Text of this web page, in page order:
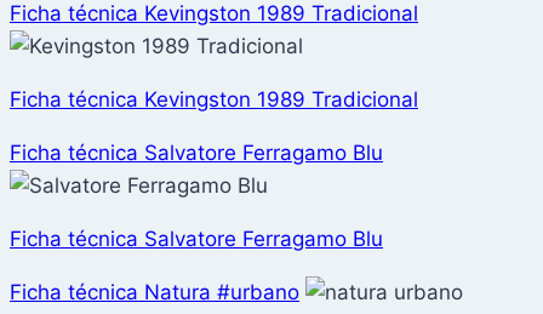
Ficha técnica Kevingston 1989 Tradicional
Ficha técnica Kevingston 1989 Tradicional
Ficha técnica Salvatore Ferragamo Blu
Ficha técnica Salvatore Ferragamo Blu
Ficha técnica Natura #urbano